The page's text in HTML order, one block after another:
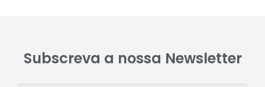
Subscreva a nossa Newsletter